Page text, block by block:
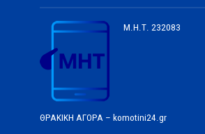
Μ.Η.Τ. 232083
ΘΡΑΚΙΚΗ ΑΓΟΡΑ – komotini24.gr